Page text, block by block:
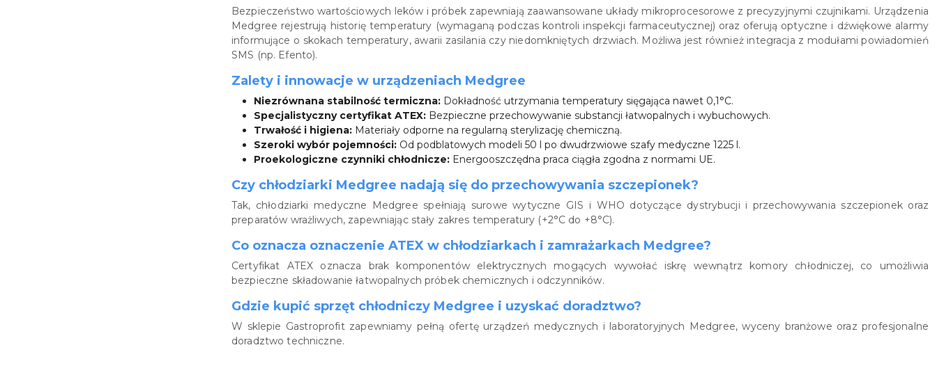
Bezpieczeństwo wartościowych leków i próbek zapewniają zaawansowane układy mikroprocesorowe z precyzyjnymi czujnikami. Urządzenia
Medgree rejestrują historię temperatury (wymaganą podczas kontroli inspekcji farmaceutycznej) oraz oferują optyczne i dźwiękowe alarmy
informujące o skokach temperatury, awarii zasilania czy niedomkniętych drzwiach. Możliwa jest również integracja z modułami powiadomień
SMS (np. Efento).
Zalety i innowacje w urządzeniach Medgree
Niezrównana stabilność termiczna: Dokładność utrzymania temperatury sięgająca nawet 0,1°C.
Specjalistyczny certyfikat ATEX: Bezpieczne przechowywanie substancji łatwopalnych i wybuchowych.
Trwałość i higiena: Materiały odporne na regularną sterylizację chemiczną.
Szeroki wybór pojemności: Od podblatowych modeli 50 l po dwudrzwiowe szafy medyczne 1225 l.
Proekologiczne czynniki chłodnicze: Energooszczędna praca ciągła zgodna z normami UE.
Czy chłodziarki Medgree nadają się do przechowywania szczepionek?
Tak, chłodziarki medyczne Medgree spełniają surowe wytyczne GIS i WHO dotyczące dystrybucji i przechowywania szczepionek oraz
preparatów wrażliwych, zapewniając stały zakres temperatury (+2°C do +8°C).
Co oznacza oznaczenie ATEX w chłodziarkach i zamrażarkach Medgree?
Certyfikat ATEX oznacza brak komponentów elektrycznych mogących wywołać iskrę wewnątrz komory chłodniczej, co umożliwia
bezpieczne składowanie łatwopalnych próbek chemicznych i odczynników.
Gdzie kupić sprzęt chłodniczy Medgree i uzyskać doradztwo?
W sklepie Gastroprofit zapewniamy pełną ofertę urządzeń medycznych i laboratoryjnych Medgree, wyceny branżowe oraz profesjonalne
doradztwo techniczne.